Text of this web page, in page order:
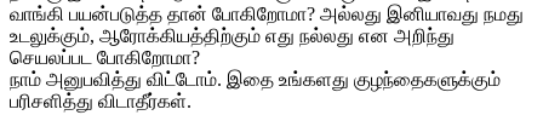
வாங்கி பயன்படுத்த தான் போகிறோமா? அல்லது இனியாவது நமது
உடலுக்கும், ஆரோக்கியத்திற்கும் எது நல்லது என அறிந்து
செயலப்பட போகிறோமா?
நாம் அனுபவித்து விட்டோம். இதை உங்களது குழந்தைகளுக்கும்
பரிசளித்து விடாதீர்கள்.